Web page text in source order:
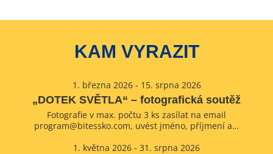
KAM VYRAZIT
1. března 2026 - 15. srpna 2026
„DOTEK SVĚTLA“ – fotografická soutěž
Fotografie v max. počtu 3 ks zasílat na email
program@bitessko.com, uvést jméno, příjmení a…
1. května 2026 - 31. srpna 2026